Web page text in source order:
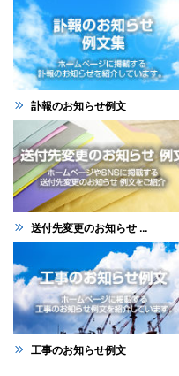
訃報のお知らせ例文
送付先変更のお知らせ ...
工事のお知らせ例文